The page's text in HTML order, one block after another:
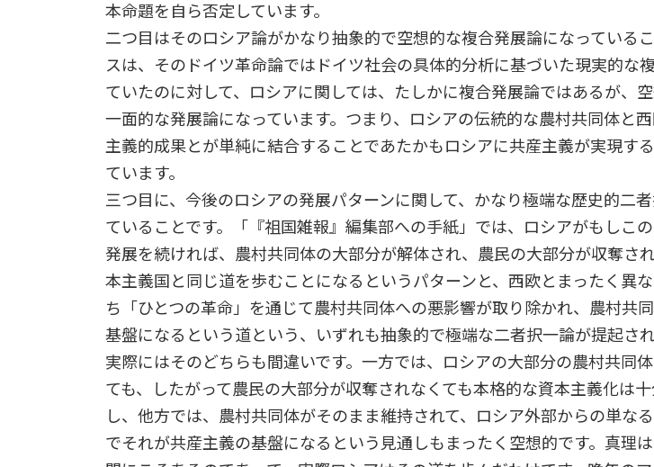
本命題を自ら否定しています。
二つ目はそのロシア論がかなり抽象的で空想的な複合発展論になっている
スは、そのドイツ革命論ではドイツ社会の具体的分析に基づいた現実的な
ていたのに対して、ロシアに関しては、たしかに複合発展論ではあるが、
一面的な発展論になっています。つまり、ロシアの伝統的な農村共同体と
主義的成果とが単純に結合することであたかもロシアに共産主義が実現す
ています。
三つ目に、今後のロシアの発展パターンに関して、かなり極端な歴史的二
ていることです。「『祖国雑報』編集部への手紙」では、ロシアがもしこ
発展を続ければ、農村共同体の大部分が解体され、農民の大部分が収奪さ
本主義国と同じ道を歩むことになるというパターンと、西欧とまったく異
ち「ひとつの革命」を通じて農村共同体への悪影響が取り除かれ、農村共
基盤になるという道という、いずれも抽象的で極端な二者択一論が提起され
実際にはそのどちらも間違いです。一方では、ロシアの大部分の農村共同
ても、したがって農民の大部分が収奪されなくても本格的な資本主義化は
し、他方では、農村共同体がそのまま維持されて、ロシア外部からの単な
でそれが共産主義の基盤になるという見通しもまったく空想的です。真理